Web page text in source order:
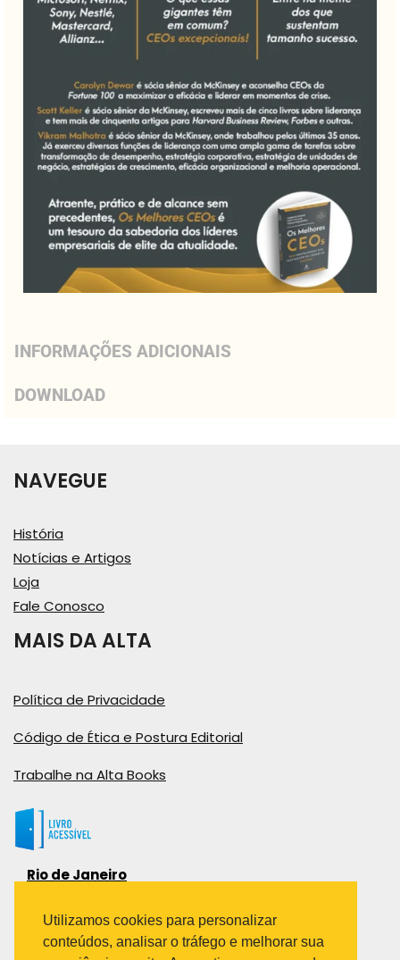
INFORMAÇÕES ADICIONAIS
DOWNLOAD
NAVEGUE
História
Notícias e Artigos
Loja
Fale Conosco
MAIS DA ALTA
Política de Privacidade
Código de Ética e Postura Editorial
Trabalhe na Alta Books
Rio de Janeiro
Bairro Industrial do Jacaré
Rio de Janeiro – RJ – CEP: 20970-031
Utilizamos cookies para personalizar
conteúdos, analisar o tráfego e melhorar sua